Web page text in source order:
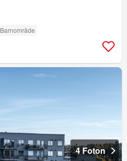
Barnområde
4 Foton